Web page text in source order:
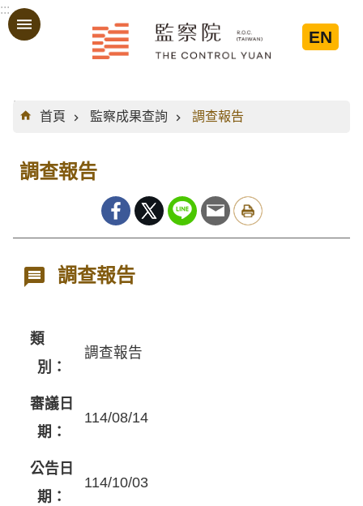
跳到主要內容區塊
:::
EN
:::
首頁
監察成果查詢 調查報告
調查報告
調查報告
類
別：
調查報告
審議日
期：
114/08/14
公告日
期：
114/10/03